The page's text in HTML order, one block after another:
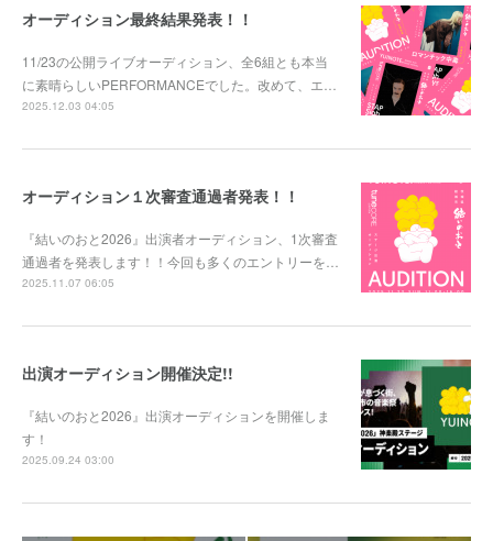
オーディション最終結果発表！！
11/23の公開ライブオーディション、全6組とも本当
に素晴らしいPERFORMANCEでした。改めて、エ…
2025.12.03 04:05
オーディション１次審査通過者発表！！
『結いのおと2026』出演者オーディション、1次審査
通過者を発表します！！今回も多くのエントリーを…
2025.11.07 06:05
出演オーディション開催決定!!
『結いのおと2026』出演オーディションを開催しま
す！
2025.09.24 03:00